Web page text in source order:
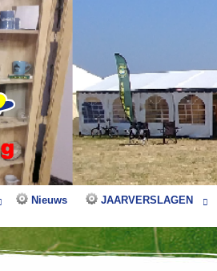
Nieuws JAARVERSLAGEN